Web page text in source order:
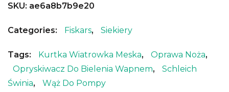
SKU: ae6a8b7b9e20
Categories: Fiskars, Siekiery
Tags: Kurtka Wiatrowka Meska, Oprawa Noża,
Opryskiwacz Do Bielenia Wapnem,
Schleich
Świnia, Wąż Do Pompy